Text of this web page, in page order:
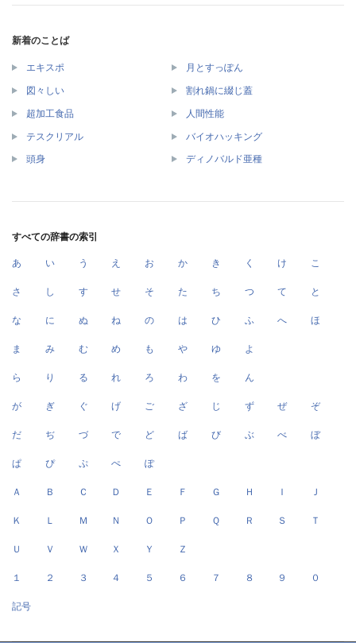
新着のことば
エキスポ 月とすっぽん
図々しい 割れ鍋に綴じ蓋
超加工食品 人間性能
テスクリアル バイオハッキング
頭身 ディノバルド亜種
すべての辞書の索引
あ い う え お か き く け こ
さ し す せ そ た ち つ て と
な に ぬ ね の は ひ ふ へ ほ
ま み む め も や ゆ よ
ら り る れ ろ わ を ん
が ぎ ぐ げ ご ざ じ ず ぜ ぞ
だ ぢ づ で ど ば び ぶ べ ぼ
ぱ ぴ ぷ ぺ ぽ
Ａ Ｂ Ｃ Ｄ Ｅ Ｆ Ｇ Ｈ Ｉ Ｊ
Ｋ Ｌ Ｍ Ｎ Ｏ Ｐ Ｑ Ｒ Ｓ Ｔ
Ｕ Ｖ Ｗ Ｘ Ｙ Ｚ
１ ２ ３ ４ ５ ６ ７ ８ ９ ０
記号